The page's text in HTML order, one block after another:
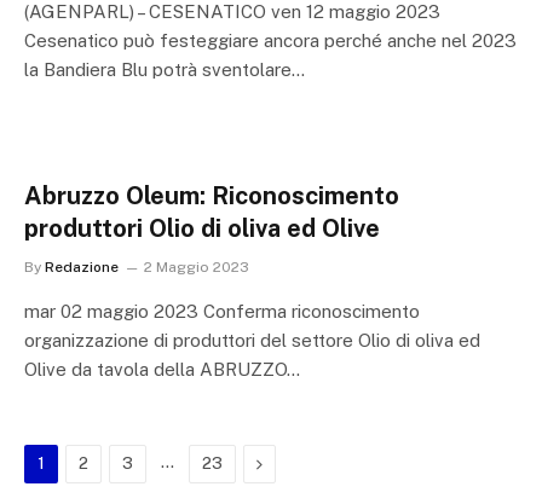
(AGENPARL) – CESENATICO ven 12 maggio 2023
Cesenatico può festeggiare ancora perché anche nel 2023
la Bandiera Blu potrà sventolare…
Abruzzo Oleum: Riconoscimento
produttori Olio di oliva ed Olive
By Redazione 2 Maggio 2023
mar 02 maggio 2023 Conferma riconoscimento
organizzazione di produttori del settore Olio di oliva ed
Olive da tavola della ABRUZZO…
1 2 3 … 23 Next